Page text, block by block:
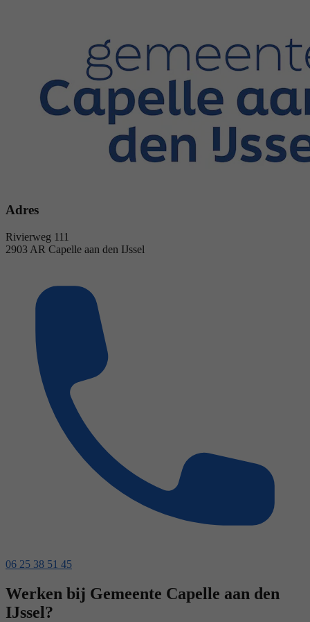
Adres
Rivierweg 111
2903 AR Capelle aan den IJssel
06 25 38 51 45
Werken bij Gemeente Capelle aan den
IJssel?